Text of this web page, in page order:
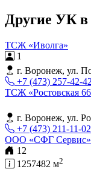
Другие УК в
ТСЖ «Иволга»
1
г. Воронеж, ул.
+7 (473) 257-42-42
ТСЖ «Ростовская
г. Воронеж, ул.
+7 (473) 211-11-02
ООО «СФГ Сервис»
12
1257482 м2